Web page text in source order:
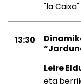
"la
13:30
Leire
eta